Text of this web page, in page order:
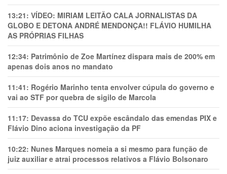
13:21: VÍDEO: MIRIAM LEITÃO CALA JORNALISTAS DA
GLOBO E DETONA ANDRÉ MENDONÇA!! FLÁVIO HUMILHA
AS PRÓPRIAS FILHAS
12:34: Patrimônio de Zoe Martínez dispara mais de 200% em
apenas dois anos no mandato
11:41: Rogério Marinho tenta envolver cúpula do governo e
vai ao STF por quebra de sigilo de Marcola
11:17: Devassa do TCU expõe escândalo das emendas PIX e
Flávio Dino aciona investigação da PF
10:22: Nunes Marques nomeia a si mesmo para função de
juiz auxiliar e atrai processos relativos a Flávio Bolsonaro